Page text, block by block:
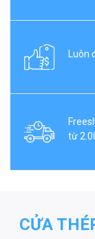
từ
CỬA